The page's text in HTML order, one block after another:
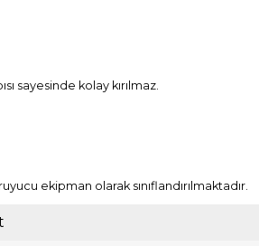
sayesinde kolay kırılmaz.
ekipman olarak sınıflandırılmaktadır.